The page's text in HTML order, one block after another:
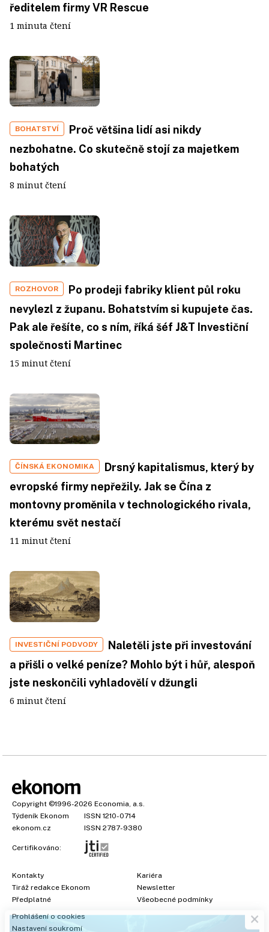
ředitelem firmy VR Rescue
1 minuta čtení
BOHATSTVÍ
Proč většina lidí asi nikdy
nezbohatne. Co skutečně stojí za majetkem
bohatých
8 minut čtení
ROZHOVOR
Po prodeji fabriky klient půl roku
nevylezl z županu. Bohatstvím si kupujete čas.
Pak ale řešíte, co s ním, říká šéf J&T Investiční
společnosti Martinec
15 minut čtení
ČÍNSKÁ EKONOMIKA
Drsný kapitalismus, který by
evropské firmy nepřežily. Jak se Čína z
montovny proměnila v technologického rivala,
kterému svět nestačí
11 minut čtení
INVESTIČNÍ PODVODY
Naletěli jste při investování
a přišli o velké peníze? Mohlo být i hůř, alespoň
jste neskončili vyhladovělí v džungli
6 minut čtení
Copyright ©1996-2026 Economia, a.s.
Týdeník Ekonom
ISSN 1210-0714
ekonom.cz
ISSN 2787-9380
Certifikováno:
Kontakty
Tiráž redakce Ekonom
Předplatné
Kariéra
Newsletter
Všeobecné podmínky
Prohlášení o cookies
Nastavení soukromí